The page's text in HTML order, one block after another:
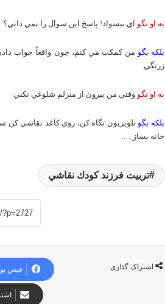
به او نگو اي بيسواد! پاسخ اين سوال را نمي داني؟
بلكه بگو من كمكت مي كنم، چون واقعاً جواب دادن
زرنگي.
به او نگو وقتي من بيرون از منزلم شلوغي نكني
بلكه بگو تلويزيون نگاه كن، روي كاغذ نقاشي كن
خانه بساز ….
تربيت فرزند كودك نقاشي
اشتراک گذاری فیس